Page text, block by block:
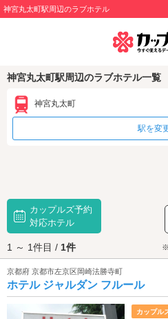
神宮丸太町駅周辺のラブホテル
神宮丸太町駅周辺のラブホテル一覧
神宮丸太町
駅を変
カップルズ予約
対応ホテル
1 ～ 1件目 / 1件 ※
京都府 京都市左京区岡崎法勝寺町
ホテル ジャルダン フルール
カップル